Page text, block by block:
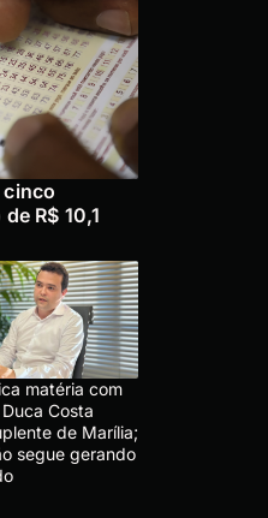
cinco
R$ 10,1
matéria com
Costa
de Marília;
segue gerando